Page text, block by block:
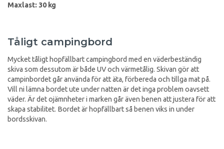
Maxlast: 30 kg
Tåligt campingbord
Mycket tåligt hopfällbart campingbord med en väderbeständig
skiva som dessutom är både UV och värmetålig. Skivan gör att
campinbordet går använda för att äta, förbereda och tillga mat på.
Vill ni lämna bordet ute under natten är det inga problem oavsett
väder. Är det ojämnheter i marken går även benen att justera för att
skapa stabilitet. Bordet är hopfällbart så benen viks in under
bordsskivan.